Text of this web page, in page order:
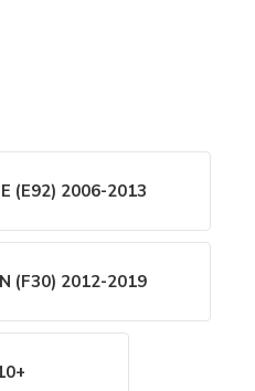
(E92) 2006-2013
(F30) 2012-2019